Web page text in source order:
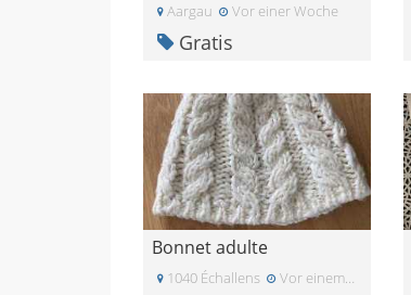
Aargau Vor einer Woche
Gratis
Bonnet adulte
1040 Échallens Vor einem Monat